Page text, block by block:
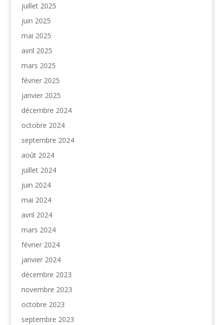
juillet 2025
juin 2025
mai 2025
avril 2025
mars 2025
février 2025
janvier 2025
décembre 2024
octobre 2024
septembre 2024
août 2024
juillet 2024
juin 2024
mai 2024
avril 2024
mars 2024
février 2024
janvier 2024
décembre 2023
novembre 2023
octobre 2023
septembre 2023